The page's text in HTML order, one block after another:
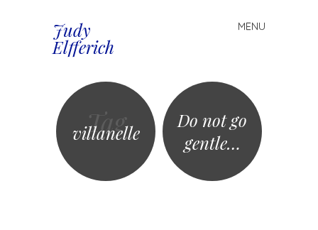
Judy
Elfferich
MENU
Spring
naar
Tag
villanelle
Do not go
gentle…